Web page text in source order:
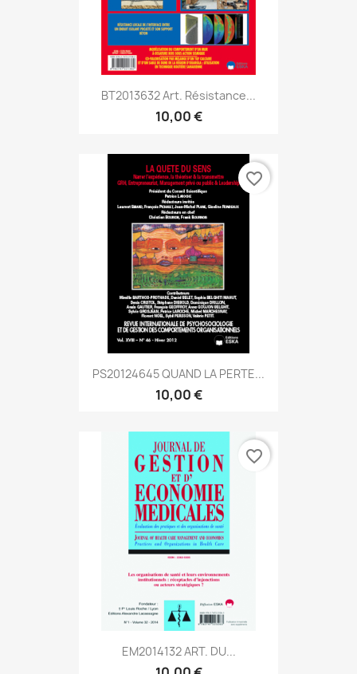
BT2013632 Art. Résistance...
10,00 €
PS20124645 QUAND LA PERTE...
10,00 €
favorite_border
EM2014132 ART. DU...
favorite_border